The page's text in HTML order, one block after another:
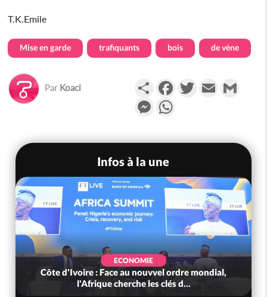
T.K.Emile
Mise en garde trafiquants bois de vène
Par Koaci PartagerFacebookTwitterEmail
Messenger
Infos à la une
ECONOMIE
Côte d'Ivoire : Face au nouvvel ordre mondial,
l'Afrique cherche les clés d...